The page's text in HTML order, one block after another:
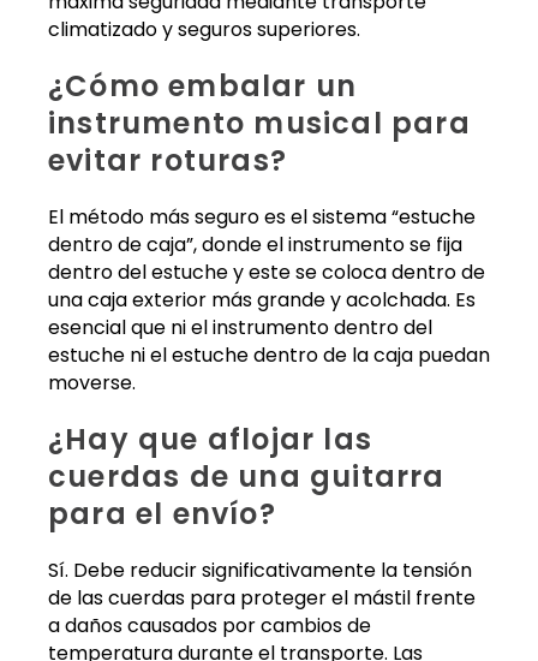
climatizado y seguros superiores.
¿Cómo embalar un
instrumento musical para
evitar roturas?
El método más seguro es el sistema “estuche
dentro de caja”, donde el instrumento se fija
dentro del estuche y este se coloca dentro de
una caja exterior más grande y acolchada. Es
esencial que ni el instrumento dentro del
estuche ni el estuche dentro de la caja puedan
moverse.
¿Hay que aflojar las
cuerdas de una guitarra
para el envío?
Sí. Debe reducir significativamente la tensión
de las cuerdas para proteger el mástil frente
a daños causados por cambios de
temperatura durante el transporte. Las